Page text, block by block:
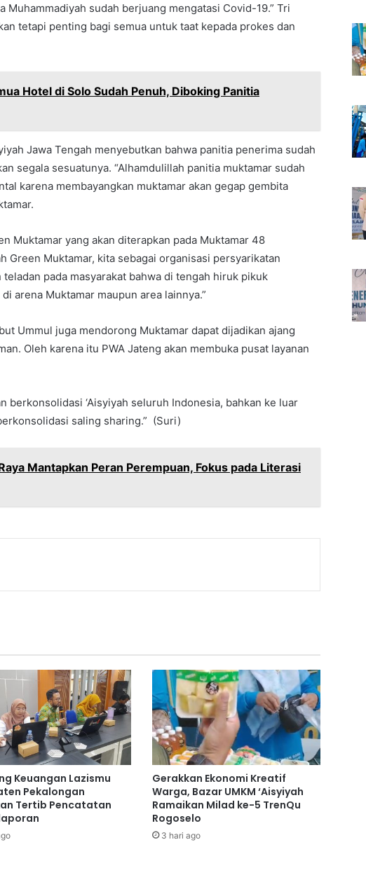
sudah berjuang mengatasi Covid-19.” Tri
tetapi penting bagi semua untuk taat kepada prokes dan
Hotel di Solo Sudah Penuh, Diboking Panitia
Jawa Tengah menyebutkan bahwa panitia penerima sudah
segala sesuatunya. “Alhamdulillah panitia muktamar sudah
karena membayangkan muktamar akan gegap gembita
Muktamar yang akan diterapkan pada Muktamar 48
Green Muktamar, kita sebagai organisasi persyarikatan
pada masyarakat bahwa di tengah hiruk pikuk
arena Muktamar maupun area lainnya.”
Ummul juga mendorong Muktamar dapat dijadikan ajang
Oleh karena itu PWA Jateng akan membuka pusat layanan
berkonsolidasi ‘Aisyiyah seluruh Indonesia, bahkan ke luar
saling sharing.” (Suri)
Mantapkan Peran Perempuan, Fokus pada Literasi
Keuangan Lazismu
Pekalongan
Tertib Pencatatan
Gerakkan Ekonomi Kreatif
Warga, Bazar UMKM ‘Aisyiyah
Ramaikan Milad ke-5 TrenQu
Rogoselo
3 hari ago